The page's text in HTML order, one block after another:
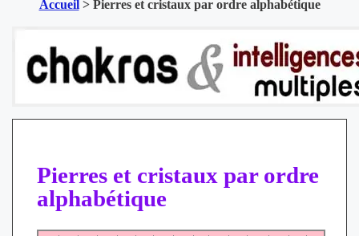
Accueil> Pierres et cristaux par ordre alphabétique
Pierres et cristaux par ordre
alphabétique